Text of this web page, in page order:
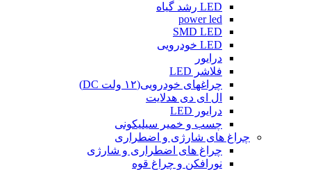
LED رشد گیاه
power led
SMD LED
LED خودرویی
درایور
فلاشر LED
چراغهای خودرویی(۱۲ ولت DC)
ال ای دی هدلایت
درایور LED
چسب و خمیر سیلیکونی
چراغ های شارژی و اضطراری
چراغ های اضطراری و شارژی
نورافکن و چراغ قوه